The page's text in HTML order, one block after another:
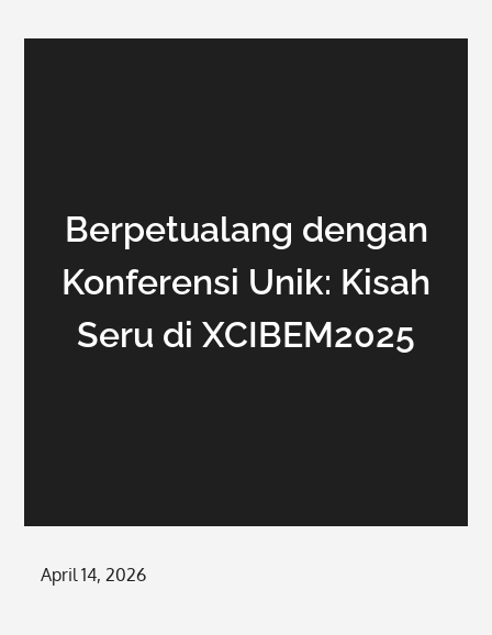
Berpetualang dengan
Konferensi Unik: Kisah
Seru di XCIBEM2025
Posted
April 14, 2026